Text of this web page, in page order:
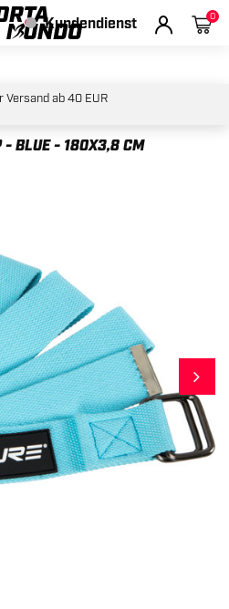
Kundendienst 0
Versand ab 40 EUR
- BLUE - 180X3,8 CM